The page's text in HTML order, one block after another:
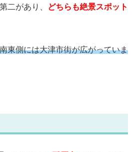
二があり、
どちらも絶景スポット
東側には大津市街が広がっていま